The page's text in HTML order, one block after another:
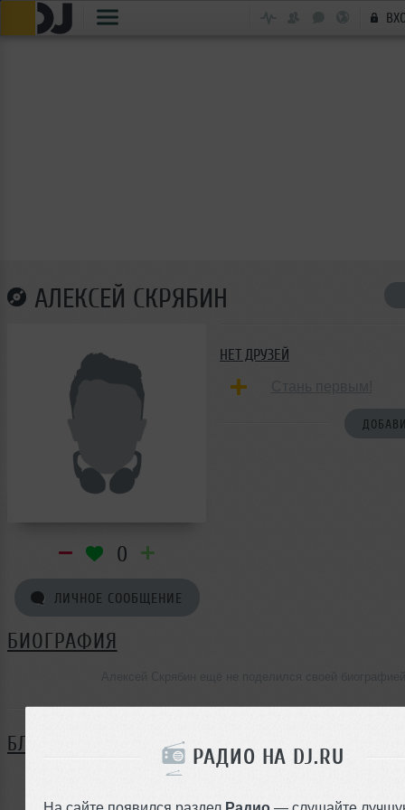
РАДИО НА DJ.RU
На сайте появился раздел Радио — слушайте
АЛЕКСЕЙ СКРЯБИН
0
ЛИЧНОЕ СООБЩЕНИЕ
НЕТ ДРУЗЕЙ
БИОГРАФИЯ
БЛОГ